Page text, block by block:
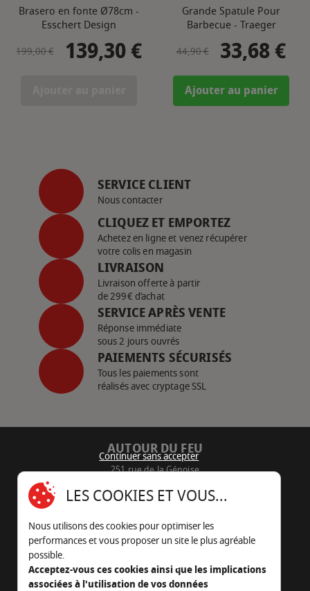
Brasero en fonte Ø78cm -
Esschert Design
Prix de base
199,00 € Prix
139,30 €
Grande Spatule Pour
Barbecue - Traeger
Prix de base
44,90 € Prix
33,68 €
Ajouter au panier
SERVICE CLIENT
Nous contacter
CLIQUEZ ET EMPORTEZ
Achetez en ligne et venez récupérer
votre colis en magasin
LIVRAISON
Livraison offerte à partir
de 299€ d’achat
SERVICE APRÈS VENTE
Réponse immédiate
sous 2 jours ouvrés
PAIEMENTS SÉCURISÉS
Tous les paiements sont
réalisés avec cryptage SSL
AUTOUR DU FEU
251 rue de la Génoise
05 45 22 98 09
Nous envoyer un e-mail
Continuer sans accepter
LES COOKIES ET VOUS...
Nous utilisons des cookies pour optimiser les
performances et vous proposer un site le plus agréable
possible.
Acceptez-vous ces cookies ainsi que les implications
associées à l'utilisation de vos données